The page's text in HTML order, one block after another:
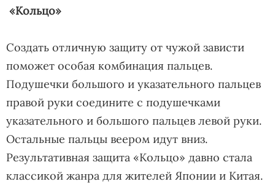
«Кольцо»
Создать отличную защиту от чужой зависти
поможет особая комбинация пальцев.
Подушечки большого и указательного пальцев
правой руки соедините с подушечками
указательного и большого пальцев левой руки.
Остальные пальцы веером идут вниз.
Результативная защита «Кольцо» давно стала
классикой жанра для жителей Японии и Китая.